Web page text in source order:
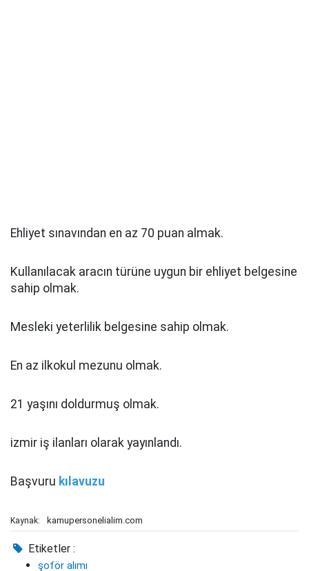
Ehliyet sınavından en az 70 puan almak.
Kullanılacak aracın türüne uygun bir ehliyet belgesine
sahip olmak.
Mesleki yeterlilik belgesine sahip olmak.
En az ilkokul mezunu olmak.
21 yaşını doldurmuş olmak.
izmir iş ilanları olarak yayınlandı.
Başvuru kılavuzu
Kaynak: kamupersonelialim.com
Etiketler :
şoför alımı